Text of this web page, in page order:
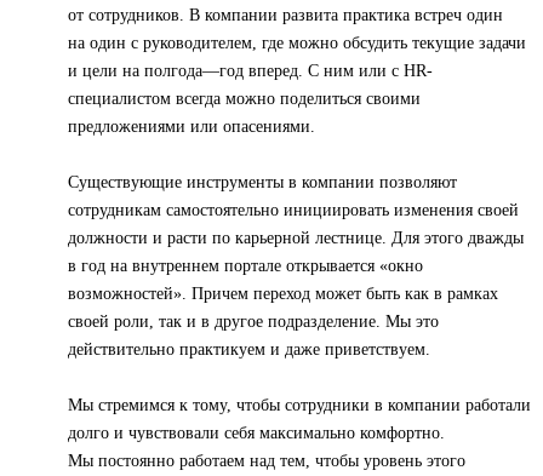
от сотрудников. В компании развита практика встреч один
на один с руководителем, где можно обсудить текущие задачи
и цели на полгода—год вперед. С ним или с HR-
специалистом всегда можно поделиться своими
предложениями или опасениями.
Существующие инструменты в компании позволяют
сотрудникам самостоятельно инициировать изменения своей
должности и расти по карьерной лестнице. Для этого дважды
в год на внутреннем портале открывается «окно
возможностей». Причем переход может быть как в рамках
своей роли, так и в другое подразделение. Мы это
действительно практикуем и даже приветствуем.
Мы стремимся к тому, чтобы сотрудники в компании работали
долго и чувствовали себя максимально комфортно.
Мы постоянно работаем над тем, чтобы уровень этого